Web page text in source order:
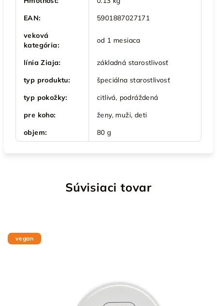
EAN:
5901887027171
veková
kategória:
od 1 mesiaca
línia Ziaja:
základná starostlivosť
typ produktu:
špeciálna starostlivosť
typ pokožky:
citlivá, podráždená
pre koho:
ženy, muži, deti
objem: 80 g
Súvisiaci tovar
vegan